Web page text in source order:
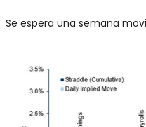
Se espera una semana